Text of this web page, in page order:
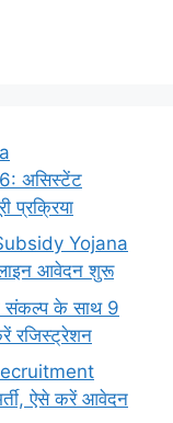
असिस्टेंट
प्रक्रिया
Yojana
आवेदन शुरू
के संकल्प के साथ 9
रजिस्ट्रेशन
ऐसे करें आवेदन